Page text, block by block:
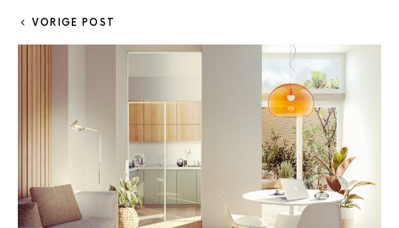
VORIGE POST